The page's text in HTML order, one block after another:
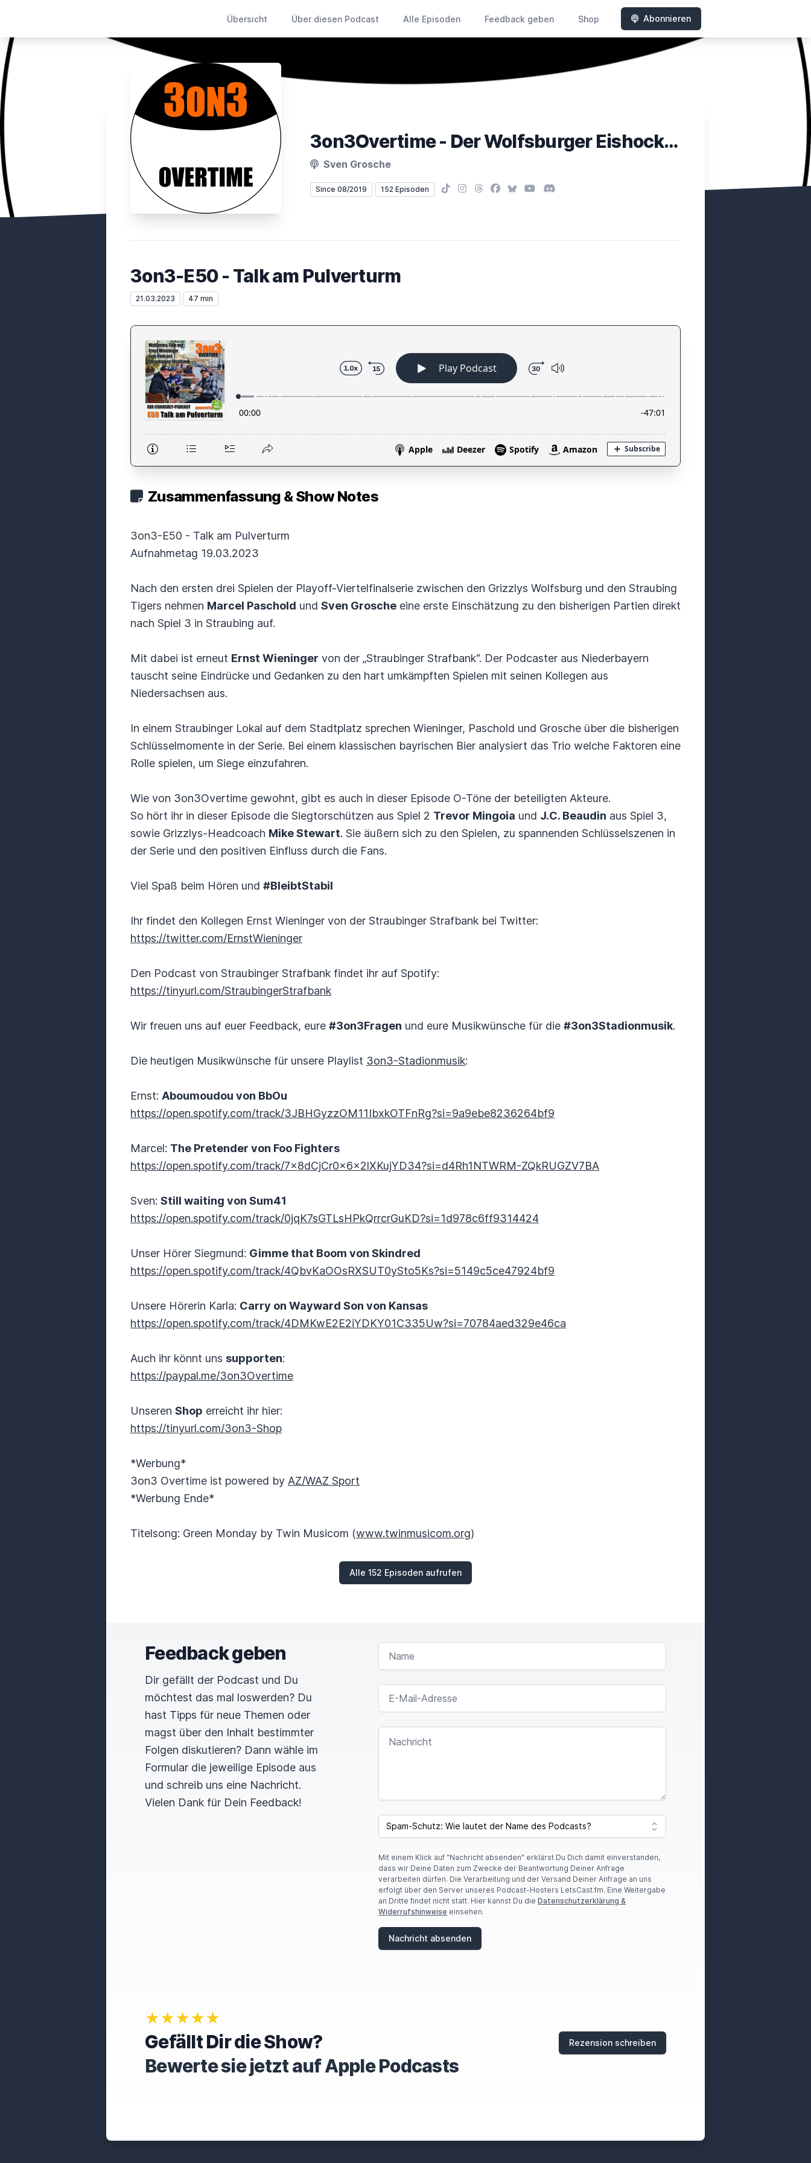
Übersicht Über diesen Podcast Alle Episoden Feedback geben Shop Abonnieren
3on3Overtime - Der Wolfsburger Eishockeypodcast
Sven Grosche
Since 08/2019 152 Episoden TikTokInstagram
Threads
Facebook
BlueskyYouTubeDiscord
3on3-E50 - Talk am Pulverturm
21.03.2023 47 min
Zusammenfassung & Show Notes
3on3-E50 - Talk am Pulverturm
Aufnahmetag 19.03.2023
Nach den ersten drei Spielen der Playoff-Viertelfinalserie zwischen den Grizzlys Wolfsburg und den Straubing
Tigers nehmen Marcel Paschold und Sven Grosche eine erste Einschätzung zu den bisherigen Partien direkt
nach Spiel 3 in Straubing auf.
Mit dabei ist erneut Ernst Wieninger von der „Straubinger Strafbank“. Der Podcaster aus Niederbayern
tauscht seine Eindrücke und Gedanken zu den hart umkämpften Spielen mit seinen Kollegen aus
Niedersachsen aus.
In einem Straubinger Lokal auf dem Stadtplatz sprechen Wieninger, Paschold und Grosche über die bisherigen
Schlüsselmomente in der Serie. Bei einem klassischen bayrischen Bier analysiert das Trio welche Faktoren eine
Rolle spielen, um Siege einzufahren.
Wie von 3on3Overtime gewohnt, gibt es auch in dieser Episode O-Töne der beteiligten Akteure.
So hört ihr in dieser Episode die Siegtorschützen aus Spiel 2 Trevor Mingoia und J.C. Beaudin aus Spiel 3,
sowie Grizzlys-Headcoach Mike Stewart. Sie äußern sich zu den Spielen, zu spannenden Schlüsselszenen in
der Serie und den positiven Einfluss durch die Fans.
Viel Spaß beim Hören und #BleibtStabil
Ihr findet den Kollegen Ernst Wieninger von der Straubinger Strafbank bei Twitter:
https://twitter.com/ErnstWieninger
Den Podcast von Straubinger Strafbank findet ihr auf Spotify:
https://tinyurl.com/StraubingerStrafbank
Wir freuen uns auf euer Feedback, eure #3on3Fragen und eure Musikwünsche für die #3on3Stadionmusik.
Die heutigen Musikwünsche für unsere Playlist 3on3-Stadionmusik:
Ernst: Aboumoudou von BbOu
https://open.spotify.com/track/3JBHGyzzOM11IbxkOTFnRg?si=9a9ebe8236264bf9
Marcel: The Pretender von Foo Fighters
https://open.spotify.com/track/7x8dCjCr0x6x2lXKujYD34?si=d4Rh1NTWRM-ZQkRUGZV7BA
Sven: Still waiting von Sum41
https://open.spotify.com/track/0jqK7sGTLsHPkQrrcrGuKD?si=1d978c6ff9314424
Unser Hörer Siegmund: Gimme that Boom von Skindred
https://open.spotify.com/track/4QbvKaOOsRXSUT0ySto5Ks?si=5149c5ce47924bf9
Unsere Hörerin Karla: Carry on Wayward Son von Kansas
https://open.spotify.com/track/4DMKwE2E2iYDKY01C335Uw?si=70784aed329e46ca
Auch ihr könnt uns supporten:
https://paypal.me/3on3Overtime
Unseren Shop erreicht ihr hier:
https://tinyurl.com/3on3-Shop
*Werbung*
3on3 Overtime ist powered by AZ/WAZ Sport
*Werbung Ende*
Titelsong: Green Monday by Twin Musicom (www.twinmusicom.org)
Alle 152 Episoden aufrufen
Feedback geben
Dir gefällt der Podcast und Du
möchtest das mal loswerden? Du
hast Tipps für neue Themen oder
magst über den Inhalt bestimmter
Folgen diskutieren? Dann wähle im
Formular die jeweilige Episode aus
und schreib uns eine Nachricht.
Vielen Dank für Dein Feedback!
NAME
E-MAIL-ADRESSE
NACHRICHT
F
O
A
R
E
A
H
U
M
N
S
SPAM CAPTCHA
Mit einem Klick auf "Nachricht absenden" erklärst Du Dich damit einverstanden,
dass wir Deine Daten zum Zwecke der Beantwortung Deiner Anfrage
verarbeiten dürfen. Die Verarbeitung und der Versand Deiner Anfrage an uns
erfolgt über den Server unseres Podcast-Hosters LetsCast.fm. Eine Weitergabe
an Dritte findet nicht statt. Hier kannst Du dieDatenschutzerklärung &
Widerrufshinweise einsehen.
Nachricht absenden
★★★★★
Gefällt Dir die Show?
Bewerte sie jetzt auf Apple Podcasts
Rezension schreiben